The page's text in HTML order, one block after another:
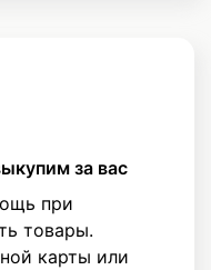
за вас
при
товары.
карты или